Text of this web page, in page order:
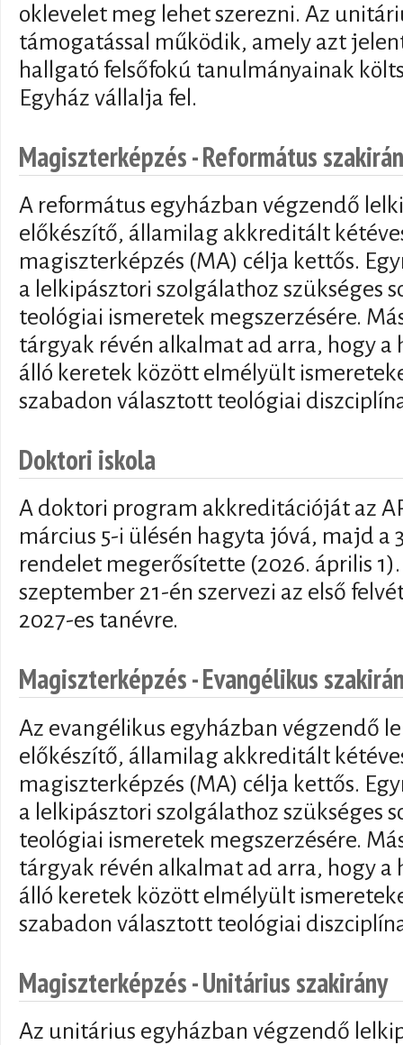
oklevelet meg lehet szerezni. Az
támogatással működik, amely azt
hallgató felsőfokú tanulmányainak
Egyház vállalja fel.
Magiszterképzés - Református
A református egyházban végzendő
előkészítő, államilag akkreditált
magiszterképzés (MA) célja kettős.
a lelkipásztori szolgálathoz szükséges
teológiai ismeretek megszerzésére.
tárgyak révén alkalmat ad arra, hogy a
álló keretek között elmélyült
szabadon választott teológiai
Doktori iskola
A doktori program akkreditációját az
március 5-i ülésén hagyta jóvá, majd a
rendelet megerősítette (2026. április
szeptember 21-én szervezi az első
2027-es tanévre.
Magiszterképzés - Evangélikus
Az evangélikus egyházban végzendő
előkészítő, államilag akkreditált
magiszterképzés (MA) célja kettős.
a lelkipásztori szolgálathoz szükséges
teológiai ismeretek megszerzésére.
tárgyak révén alkalmat ad arra, hogy a
álló keretek között elmélyült
szabadon választott teológiai
Magiszterképzés - Unitárius szakirány
Az unitárius egyházban végzendő